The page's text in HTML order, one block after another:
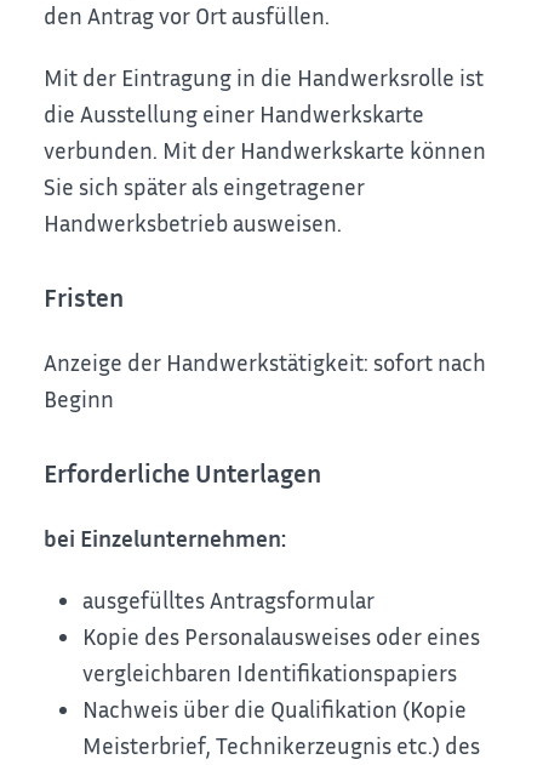
den Antrag vor Ort ausfüllen.
Mit der Eintragung in die Handwerksrolle ist
die Ausstellung einer Handwerkskarte
verbunden. Mit der Handwerkskarte können
Sie sich später als eingetragener
Handwerksbetrieb ausweisen.
Fristen
Anzeige der Handwerkstätigkeit: sofort nach
Beginn
Erforderliche Unterlagen
bei Einzelunternehmen:
ausgefülltes Antragsformular
Kopie des Personalausweises oder eines
vergleichbaren Identifikationspapiers
Nachweis über die Qualifikation (Kopie
Meisterbrief, Technikerzeugnis etc.) des